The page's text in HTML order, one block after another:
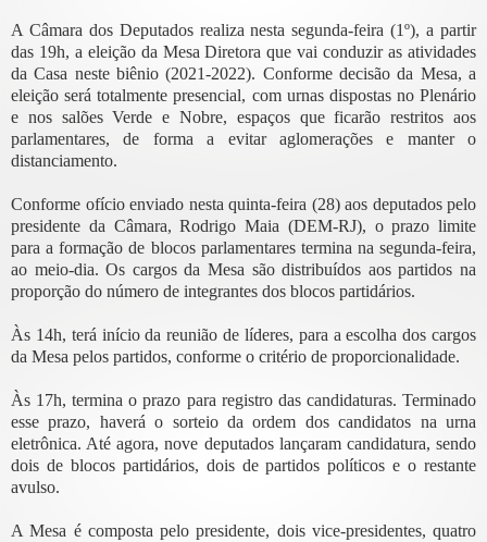
A Câmara dos Deputados realiza nesta segunda-feira (1º), a partir
das 19h, a eleição da Mesa Diretora que vai conduzir as atividades
da Casa neste biênio (2021-2022). Conforme decisão da Mesa, a
eleição será totalmente presencial, com urnas dispostas no Plenário
e nos salões Verde e Nobre, espaços que ficarão restritos aos
parlamentares, de forma a evitar aglomerações e manter o
distanciamento.
Conforme ofício enviado nesta quinta-feira (28) aos deputados pelo
presidente da Câmara, Rodrigo Maia (DEM-RJ), o prazo limite
para a formação de blocos parlamentares termina na segunda-feira,
ao meio-dia. Os cargos da Mesa são distribuídos aos partidos na
proporção do número de integrantes dos blocos partidários.
Às 14h, terá início da reunião de líderes, para a escolha dos cargos
da Mesa pelos partidos, conforme o critério de proporcionalidade.
Às 17h, termina o prazo para registro das candidaturas. Terminado
esse prazo, haverá o sorteio da ordem dos candidatos na urna
eletrônica. Até agora, nove deputados lançaram candidatura, sendo
dois de blocos partidários, dois de partidos políticos e o restante
avulso.
A Mesa é composta pelo presidente, dois vice-presidentes, quatro